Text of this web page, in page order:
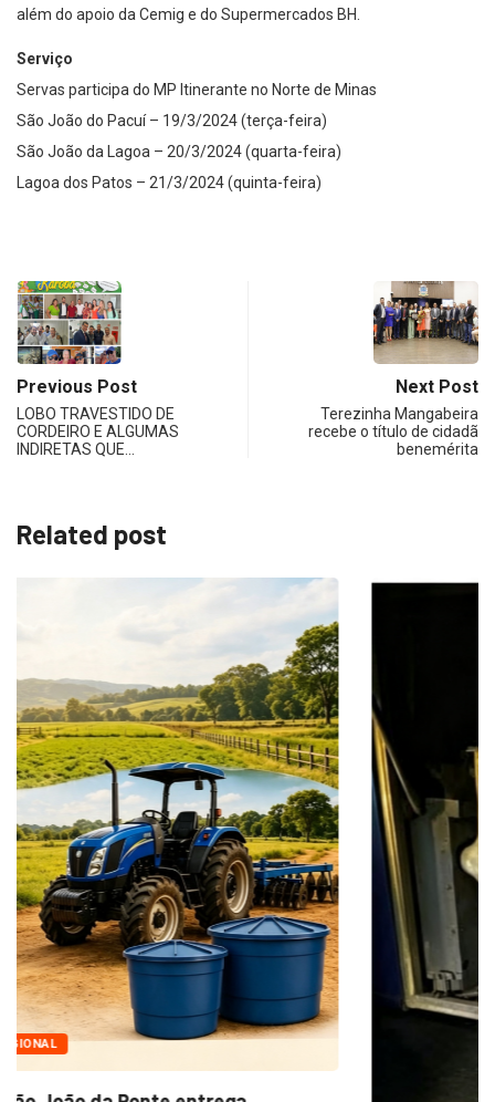
além do apoio da Cemig e do Supermercados BH.
Serviço
Servas participa do MP Itinerante no Norte de Minas
São João do Pacuí – 19/3/2024 (terça-feira)
São João da Lagoa – 20/3/2024 (quarta-feira)
Lagoa dos Patos – 21/3/2024 (quinta-feira)
Previous Post
LOBO TRAVESTIDO DE
CORDEIRO E ALGUMAS
INDIRETAS QUE…
Next Post
Terezinha Mangabeira
recebe o título de cidadã
benemérita
Related post